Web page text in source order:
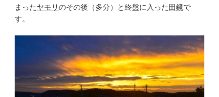
まったヤモリ のその後（多分）と終盤に入った田鏡で
す。